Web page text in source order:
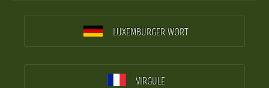
LUXEMBURGER WORT
VIRGULE